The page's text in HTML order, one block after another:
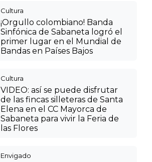
Cultura
¡Orgullo colombiano! Banda
Sinfónica de Sabaneta logró el
primer lugar en el Mundial de
Bandas en Países Bajos
Cultura
VIDEO: así se puede disfrutar
de las fincas silleteras de Santa
Elena en el CC Mayorca de
Sabaneta para vivir la Feria de
las Flores
Envigado